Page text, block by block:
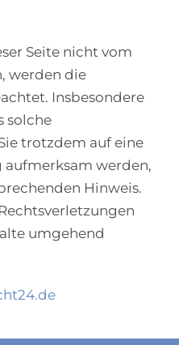
Seite nicht vom
werden die
Insbesondere
solche
trotzdem auf eine
werden,
Hinweis.
umgehend